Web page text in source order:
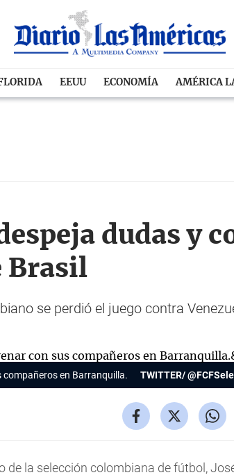
EEUU ECONOMÍA AMÉRICA
dudas y
Brasil
se perdió el juego contra
en Barranquilla. TWITTER/
de la selección colombiana de fútbol,